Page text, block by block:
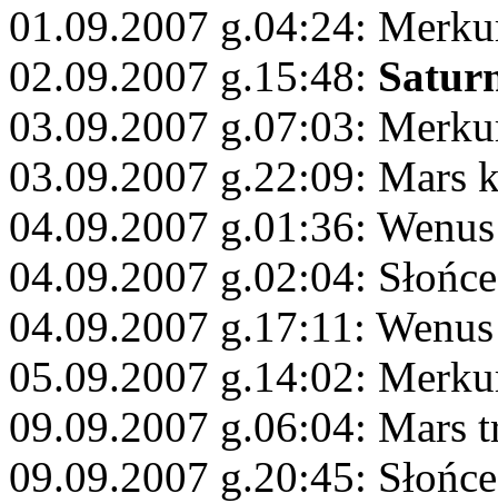
01.09.2007 g.04:24:
02.09.2007 g.15:48:
03.09.2007 g.07:03:
03.09.2007 g.22:09: Mars
04.09.2007 g.01:36:
04.09.2007 g.02:04:
04.09.2007 g.17:11:
05.09.2007 g.14:02:
09.09.2007 g.06:04: Mars
09.09.2007 g.20:45: